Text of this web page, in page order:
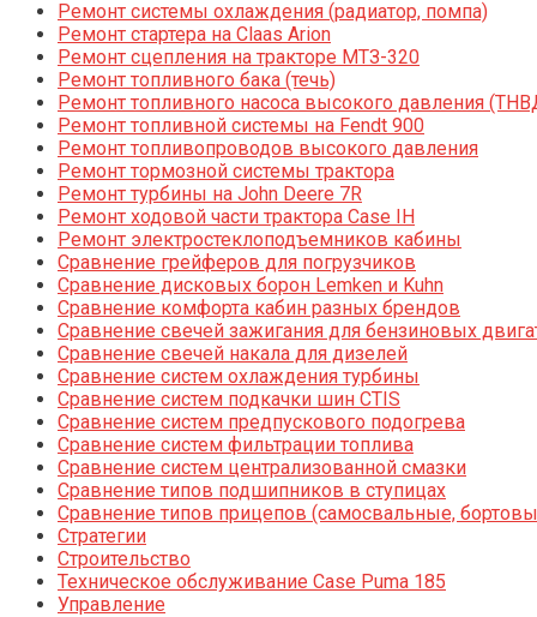
Ремонт системы охлаждения (радиатор, помпа)
Ремонт стартера на Claas Arion
Ремонт сцепления на тракторе МТЗ-320
Ремонт топливного бака (течь)
Ремонт топливного насоса высокого давления
Ремонт топливной системы на Fendt 900
Ремонт топливопроводов высокого давления
Ремонт тормозной системы трактора
Ремонт турбины на John Deere 7R
Ремонт ходовой части трактора Case IH
Ремонт электростеклоподъемников кабины
Сравнение грейферов для погрузчиков
Сравнение дисковых борон Lemken и Kuhn
Сравнение комфорта кабин разных брендов
Сравнение свечей зажигания для бензиновых
Сравнение свечей накала для дизелей
Сравнение систем охлаждения турбины
Сравнение систем подкачки шин CTIS
Сравнение систем предпускового подогрева
Сравнение систем фильтрации топлива
Сравнение систем централизованной смазки
Сравнение типов подшипников в ступицах
Сравнение типов прицепов (самосвальные,
Стратегии
Строительство
Техническое обслуживание Case Puma 185
Управление